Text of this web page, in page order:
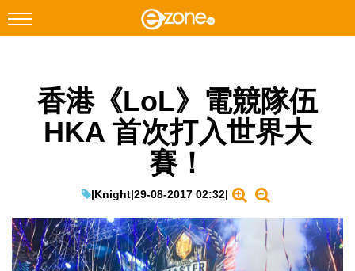
Facebook Instagram
科技焦點
教學評測
EduTech
香港《LoL》電競隊伍
HKA 首次打入世界大
賽！
|Knight|29-08-2017 02:32|